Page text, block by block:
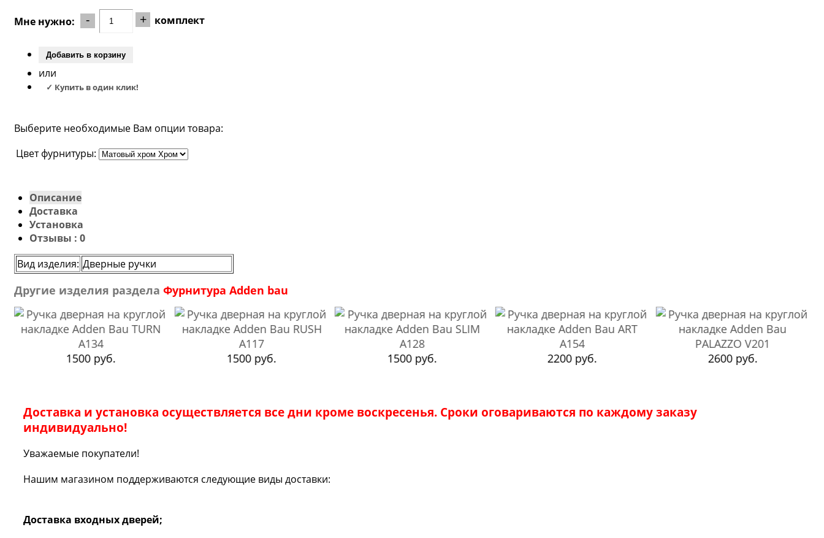
Мне нужно: - + комплект
Добавить в корзину
или
✓ Купить в один клик!
Выберите необходимые Вам опции товара:
Цвет фурнитуры:
Описание
Доставка
Установка
Отзывы : 0
Вид изделия: Дверные ручки
Другие изделия раздела Фурнитура Adden bau
1500 руб. 1500 руб. 1500 руб. 2200 руб. 2600 руб.
Доставка и установка осуществляется все дни кроме воскресенья. Сроки оговариваются по каждому заказу
индивидуально!
Уважаемые покупатели!
Нашим магазином поддерживаются следующие виды доставки:
Доставка входных дверей;